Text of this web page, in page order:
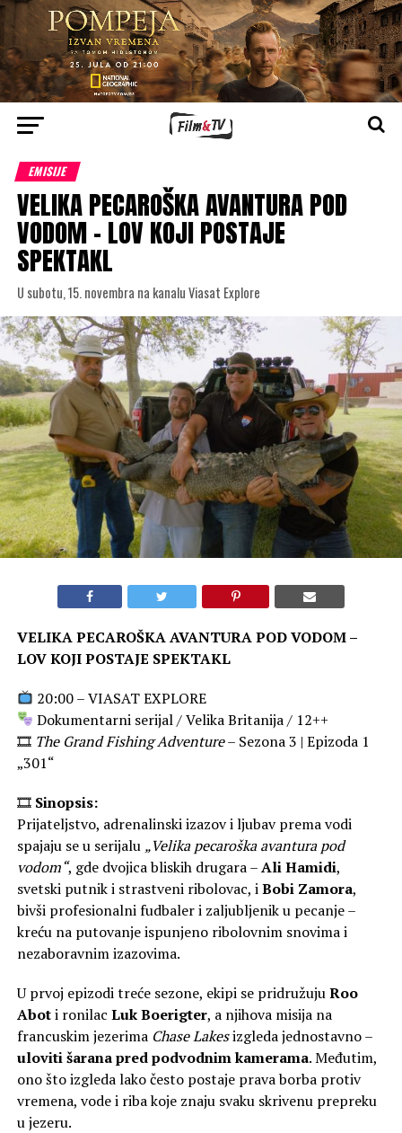
EMISIJE
VELIKA PECAROŠKA AVANTURA POD
VODOM – LOV KOJI POSTAJE
SPEKTAKL
U subotu, 15. novembra na kanalu Viasat Explore
VELIKA PECAROŠKA AVANTURA POD VODOM –
LOV KOJI POSTAJE SPEKTAKL
20:00 – VIASAT EXPLORE
Dokumentarni serijal / Velika Britanija / 12++
🎞 The Grand Fishing Adventure– Sezona 3 | Epizoda 1
„301“
🎞 Sinopsis:
Prijateljstvo, adrenalinski izazov i ljubav prema vodi
spajaju se u serijalu „Velika pecaroška avantura pod
vodom“, gde dvojica bliskih drugara –Ali Hamidi,
svetski putnik i strastveni ribolovac, iBobi Zamora,
bivši profesionalni fudbaler i zaljubljenik u pecanje –
kreću na putovanje ispunjeno ribolovnim snovima i
nezaboravnim izazovima.
U prvoj epizodi treće sezone, ekipi se pridružujuRoo
Aboti ronilac Luk Boerigter, a njihova misija na
francuskim jezerima Chase Lakesizgleda jednostavno –
uloviti šarana pred podvodnim kamerama. Međutim,
ono što izgleda lako često postaje prava borba protiv
vremena, vode i riba koje znaju svaku skrivenu prepreku
u jezeru.